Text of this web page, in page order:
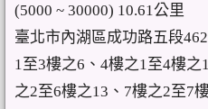
(5000 ~ 30000) 10.61公里
臺北市內湖區成功路五段
1至3樓之6、4樓之1至4樓
之2至6樓之13、7樓之2至7